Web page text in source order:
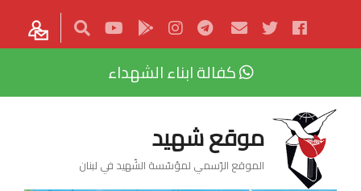
كفالة ابناء الشهداء
موقع شهيد
الموقع الرّسمي لمؤسّسة الشّهيد في لبنان